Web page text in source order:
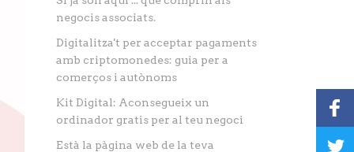
negocis associats.
Digitalitza't per acceptar pagaments
amb criptomonedes: guia per a
comerços i autònoms
Kit Digital: Aconsegueix un
ordinador gratis per al teu negoci
Està la pàgina web de la teva